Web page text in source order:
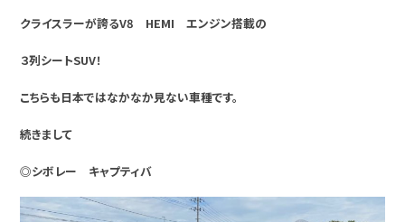
クライスラーが誇るV8 HEMI エンジン搭載の
３列シートSUV！
こちらも日本ではなかなか見ない車種です。
続きまして
◎シボレー キャプティバ